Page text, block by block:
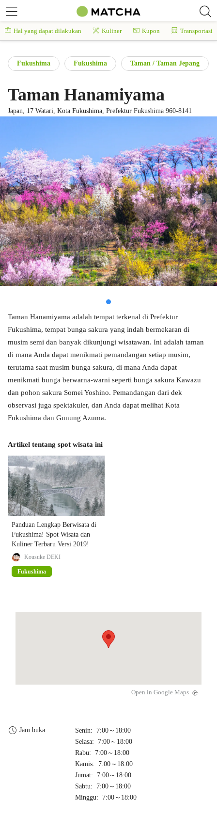
Hal yang dapat dilakukan Kuliner Kupon Transportasi
Fukushima Fukushima Taman / Taman Jepang
Taman Hanamiyama
Japan, 17 Watari, Kota Fukushima, Prefektur Fukushima 960-8141
Taman Hanamiyama adalah tempat terkenal di Prefektur
Fukushima, tempat bunga sakura yang indah bermekaran di
musim semi dan banyak dikunjungi wisatawan. Ini adalah taman
di mana Anda dapat menikmati pemandangan setiap musim,
terutama saat musim bunga sakura, di mana Anda dapat
menikmati bunga berwarna-warni seperti bunga sakura Kawazu
dan pohon sakura Somei Yoshino. Pemandangan dari dek
observasi juga spektakuler, dan Anda dapat melihat Kota
Fukushima dan Gunung Azuma.
Artikel tentang spot wisata ini
Panduan Lengkap Berwisata di
Fukushima! Spot Wisata dan
Kuliner Terbaru Versi 2019!
Kousuke DEKI
Fukushima
Open in Google Maps
Jam buka
Senin: 7:00～18:00
Selasa: 7:00～18:00
Rabu: 7:00～18:00
Kamis: 7:00～18:00
Jumat: 7:00～18:00
Sabtu: 7:00～18:00
Minggu: 7:00～18:00